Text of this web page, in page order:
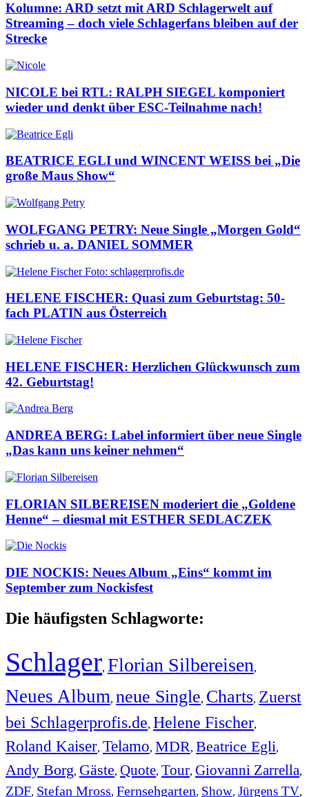
Kolumne: ARD setzt mit ARD Schlagerwelt auf
Streaming – doch viele Schlagerfans bleiben auf der
Strecke
NICOLE bei RTL: RALPH SIEGEL komponiert
wieder und denkt über ESC-Teilnahme nach!
BEATRICE EGLI und WINCENT WEISS bei „Die
große Maus Show“
WOLFGANG PETRY: Neue Single „Morgen Gold“
schrieb u. a. DANIEL SOMMER
HELENE FISCHER: Quasi zum Geburtstag: 50-
fach PLATIN aus Österreich
HELENE FISCHER: Herzlichen Glückwunsch zum
42. Geburtstag!
ANDREA BERG: Label informiert über neue Single
„Das kann uns keiner nehmen“
FLORIAN SILBEREISEN moderiert die „Goldene
Henne“ – diesmal mit ESTHER SEDLACZEK
DIE NOCKIS: Neues Album „Eins“ kommt im
September zum Nockisfest
Die häufigsten Schlagworte:
Schlager, Florian Silbereisen,
Neues Album, neue Single, Charts, Zuerst
bei Schlagerprofis.de, Helene Fischer,
Roland Kaiser, Telamo, MDR, Beatrice Egli,
Andy Borg, Gäste, Quote, Tour, Giovanni Zarrella,
ZDF, Stefan Mross, Fernsehgarten, Show, Jürgens TV,